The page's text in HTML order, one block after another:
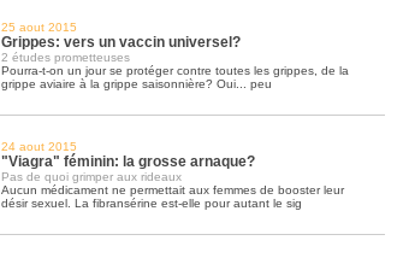
25 aout 2015
Grippes: vers un vaccin universel?
2 études prometteuses
Pourra-t-on un jour se protéger contre toutes les grippes, de la
grippe aviaire à la grippe saisonnière? Oui... peu
24 aout 2015
"Viagra" féminin: la grosse arnaque?
Pas de quoi grimper aux rideaux
Aucun médicament ne permettait aux femmes de booster leur
désir sexuel. La fibransérine est-elle pour autant le sig